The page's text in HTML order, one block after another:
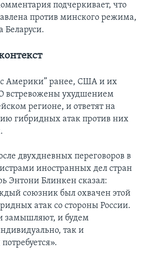
подчеркивает, что
против минского режима,
Беларуси.
Америки” ранее, США и их
встревожены ухудшением
регионе, и ответят на
гибридных атак против них
двухдневных переговоров в
иностранных дел стран
Энтони Блинкен сказал:
союзник был охвачен этой
атак со стороны России.
замышляют, и будем
так и